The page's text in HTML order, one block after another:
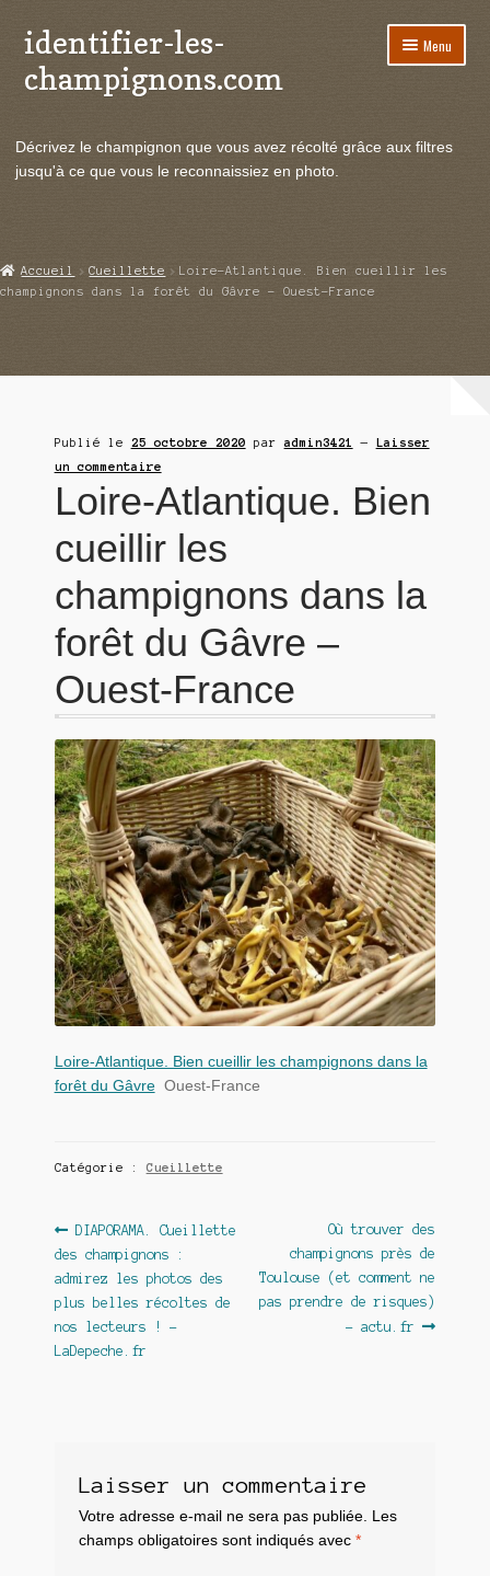
Aller
à
la
Aller
au
contenu
identifier-les-
champignons.com
Menu
le
Actualités
menu
Echanges et contacts
Ouvrir
Décrivez le champignon que vous avez récolté grâce aux filtres
jusqu'à ce que vous le reconnaissiez en photo.
Accueil Cueillette
Loire-Atlantique. Bien cueillir les
champignons dans la forêt du Gâvre – Ouest-France
Publié le 25 octobre 2020 paradmin3421 — Laisser
un commentaire
Loire-Atlantique. Bien
cueillir les
champignons dans la
forêt du Gâvre –
Ouest-France
Loire-Atlantique. Bien cueillir les champignons dans la
forêt du Gâvre Ouest-France
Catégorie : Cueillette
Navigation
de
l’article
Article
précédent :
DIAPORAMA. Cueillette
des champignons :
admirez les photos des
plus belles récoltes de
nos lecteurs ! –
LaDepeche.fr
Article
suivant :
Où trouver des
champignons près de
Toulouse (et comment ne
pas prendre de risques)
– actu.fr
Laisser un commentaire
Votre adresse e-mail ne sera pas publiée.
Les
champs obligatoires sont indiqués avec *